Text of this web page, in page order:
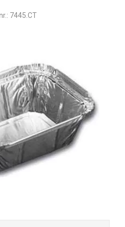
7445.CT